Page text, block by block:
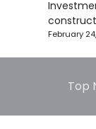
February
Top